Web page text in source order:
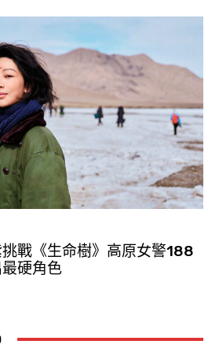
挑戰《生命樹》高原女警188
硬角色